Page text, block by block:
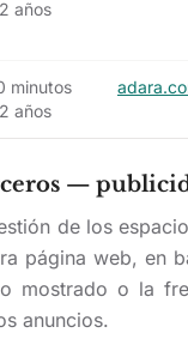
años
minutos
años
—
de los
página web, en
mostrado o la
anuncios.